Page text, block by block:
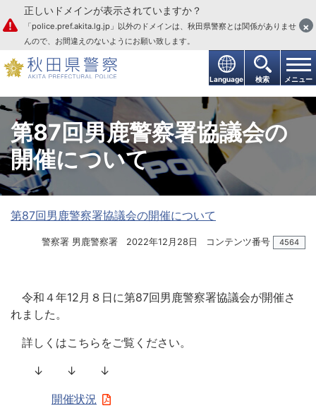
本文へ
Language 検索 メニュー
正しいドメインが表示されていますか？
「police.pref.akita.lg.jp」以外のドメインは、秋田県警察とは関係がありませ
んので、お間違えのないようにお願い致します。
×
第87回男鹿警察署協議会の
開催について
第87回男鹿警察署協議会の開催について
警察署 男鹿警察署 2022年12月28日 コンテンツ番号 4564
令和４年12月８日に第87回男鹿警察署協議会が開催さ
れました。
詳しくはこちらをご覧ください。
↓ ↓ ↓
開催状況